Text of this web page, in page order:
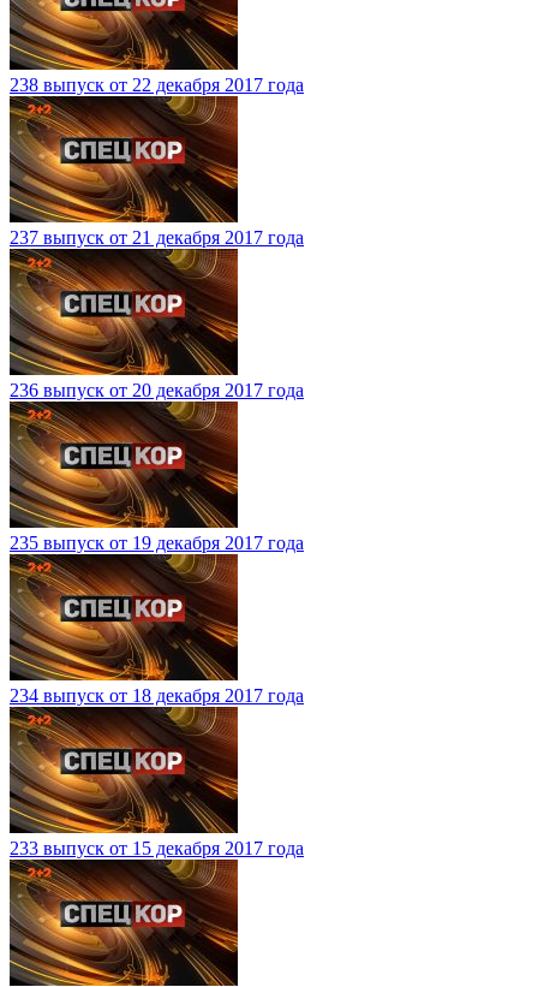
238 выпуск от 22 декабря 2017 года
237 выпуск от 21 декабря 2017 года
236 выпуск от 20 декабря 2017 года
235 выпуск от 19 декабря 2017 года
234 выпуск от 18 декабря 2017 года
233 выпуск от 15 декабря 2017 года